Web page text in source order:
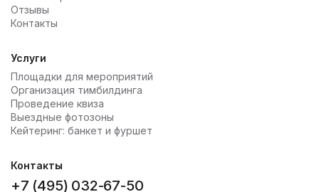
Отзывы
Контакты
Услуги
Площадки для мероприятий
Организация тимбилдинга
Проведение квиза
Выездные фотозоны
Кейтеринг: банкет и фуршет
Контакты
+7 (495) 032-67-50